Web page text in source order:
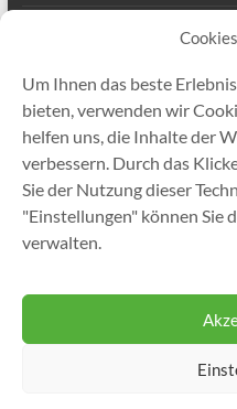
Um Ihnen das beste
bieten, verwenden wir
helfen uns, die Inhalte der
verbessern. Durch das
Sie der Nutzung dieser
"Einstellungen" können Sie
verwalten.
julio 2021(1)
junio 2021
(1)
mayo 2021(8)
abril 2021(2)
enero 2021
Gutekunst